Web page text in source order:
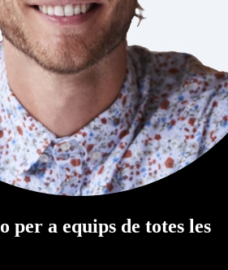
per a equips de totes les